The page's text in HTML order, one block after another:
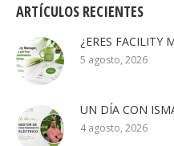
ARTÍCULOS RECIENTES
¿ERES FACILITY
5 agosto, 2026
UN DÍA CON
4 agosto, 2026